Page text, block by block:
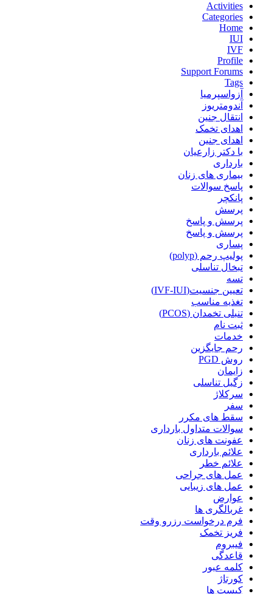
Activities
Categories
Home
IUI
IVF
Profile
Support Forums
Tags
آزواسپرمیا
آندومتریوز
انتقال جنین
اهدای تخمک
اهدای جنین
با دکتر زارعیان
بارداری
بیماری های زنان
پاسخ سوالات
پانکچر
پرسش
پرسش و پاسخ
پرسش و پاسخ
پساری
پولیپ رحم (polyp)
تبخال تناسلی
تسه
تعیین جنسیت(IVF-IUI)
تغذیه مناسب
تنبلی تخمدان (PCOS)
ثبت نام
خدمات
رحم جایگزین
روش PGD
زایمان
زگیل تناسلی
سرکلاژ
سفر
سقط های مکرر
سوالات متداول بارداری
عفونت های زنان
علائم بارداری
علائم خطر
عمل های جراحی
عمل های زیبایی
عوارض
غربالگری ها
فرم درخواست رزرو وقت
فریز تخمک
فیبروم
قاعدگی
کلمه عبور
کورتاژ
کیست ها